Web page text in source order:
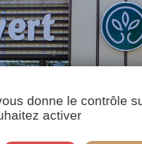
donne le contrôle
activer